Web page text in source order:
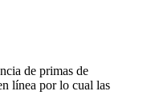
de primas de
línea por lo cual las